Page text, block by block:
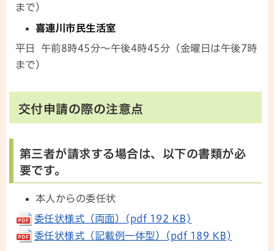
まで）
喜連川市民生活室
平日 午前8時45分～午後4時45分（金曜日は午後7時
まで）
交付申請の際の注意点
第三者が請求する場合は、以下の書類が必
要です。
本人からの委任状
委任状様式（両面）(pdf 192 KB)
委任状様式（記載例一体型）(pdf 189 KB)